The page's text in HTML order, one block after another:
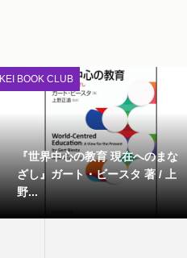
KEI BOOK CLUB
『世界中心の教育 現在へのまな
ざし』ガート・ビースタ 著 / 上
野...